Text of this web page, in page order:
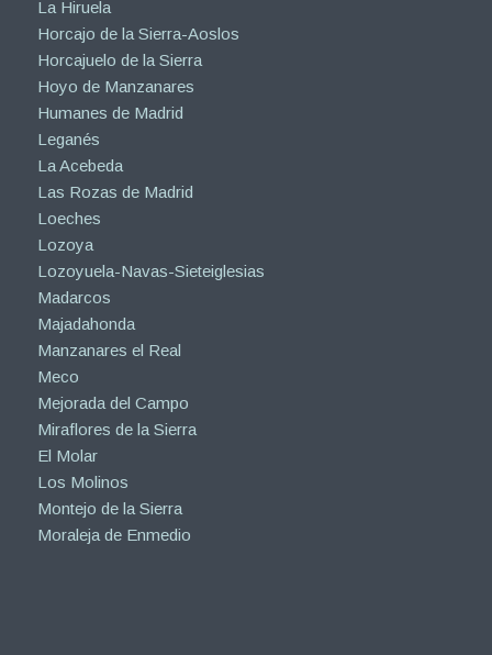
La Hiruela
Horcajo de la Sierra-Aoslos
Horcajuelo de la Sierra
Hoyo de Manzanares
Humanes de Madrid
Leganés
La Acebeda
Las Rozas de Madrid
Loeches
Lozoya
Lozoyuela-Navas-Sieteiglesias
Madarcos
Majadahonda
Manzanares el Real
Meco
Mejorada del Campo
Miraflores de la Sierra
El Molar
Los Molinos
Montejo de la Sierra
Moraleja de Enmedio